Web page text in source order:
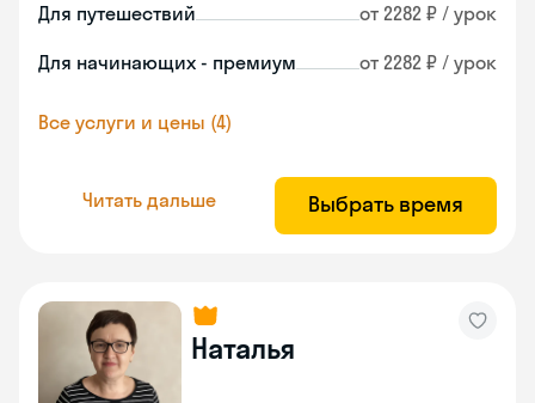
Для путешествий от 2282 ₽ / урок
Для начинающих - премиум от 2282 ₽ / урок
Все услуги и цены (4)
Читать дальше Выбрать время
Наталья